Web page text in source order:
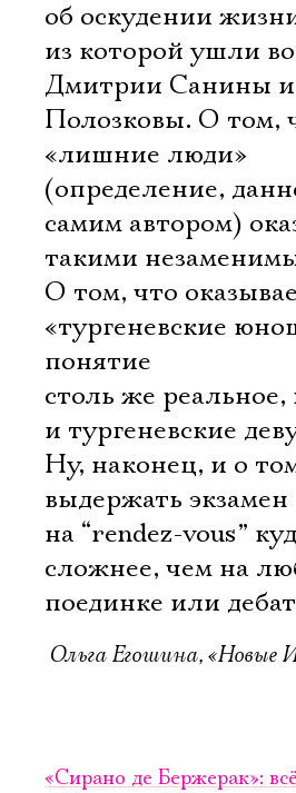
об оскудении
из которой ушли
Дмитрии Санины
Полозковы. О том,
«лишние люди»
(определение,
самим автором)
такими
О том, что
«тургеневские
понятие
столь же реальное,
и тургеневские
Ну, наконец, и о
выдержать экзамен
на “rendez-vous”
сложнее, чем на
поединке или
Ольга Егошина, «Новые
«Сирано де Бержерак»: